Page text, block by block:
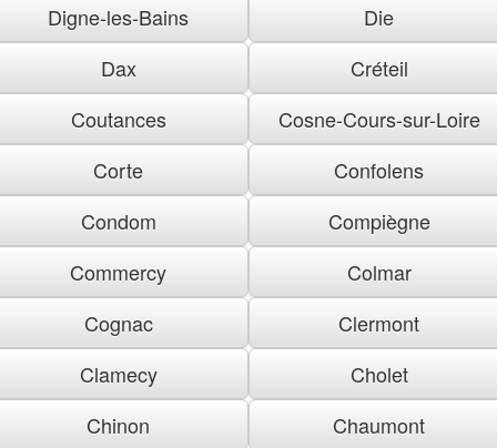
Digne-les-Bains
Die
Dax
Créteil
Coutances
Cosne-Cours-sur-Loire
Corte
Confolens
Condom
Compiègne
Commercy
Colmar
Cognac
Clermont
Clamecy
Cholet
Chinon
Chaumont